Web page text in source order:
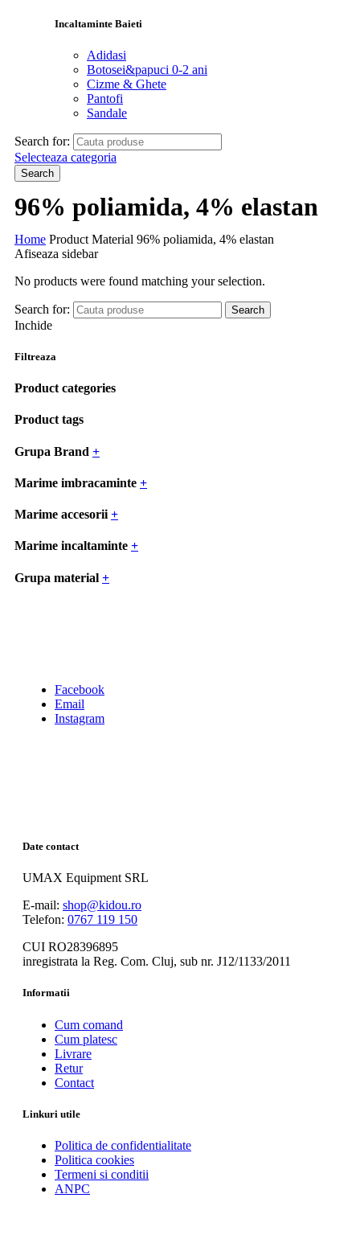
Incaltaminte Baieti
Adidasi
Botosei&papuci 0-2 ani
Cizme & Ghete
Pantofi
Sandale
Search for:
Selecteaza categoria
Search
96% poliamida, 4% elastan
Home Product Material 96% poliamida, 4% elastan
Afiseaza sidebar
No products were found matching your selection.
Search for: Search
Inchide
Filtreaza
Product categories
Product tags
Grupa Brand +
Marime imbracaminte +
Marime accesorii +
Marime incaltaminte +
Grupa material +
Facebook
Email
Instagram
Date contact
UMAX Equipment SRL
E-mail: shop@kidou.ro
Telefon: 0767 119 150
CUI RO28396895
inregistrata la Reg. Com. Cluj, sub nr. J12/1133/2011
Informatii
Cum comand
Cum platesc
Livrare
Retur
Contact
Linkuri utile
Politica de confidentialitate
Politica cookies
Termeni si conditii
ANPC